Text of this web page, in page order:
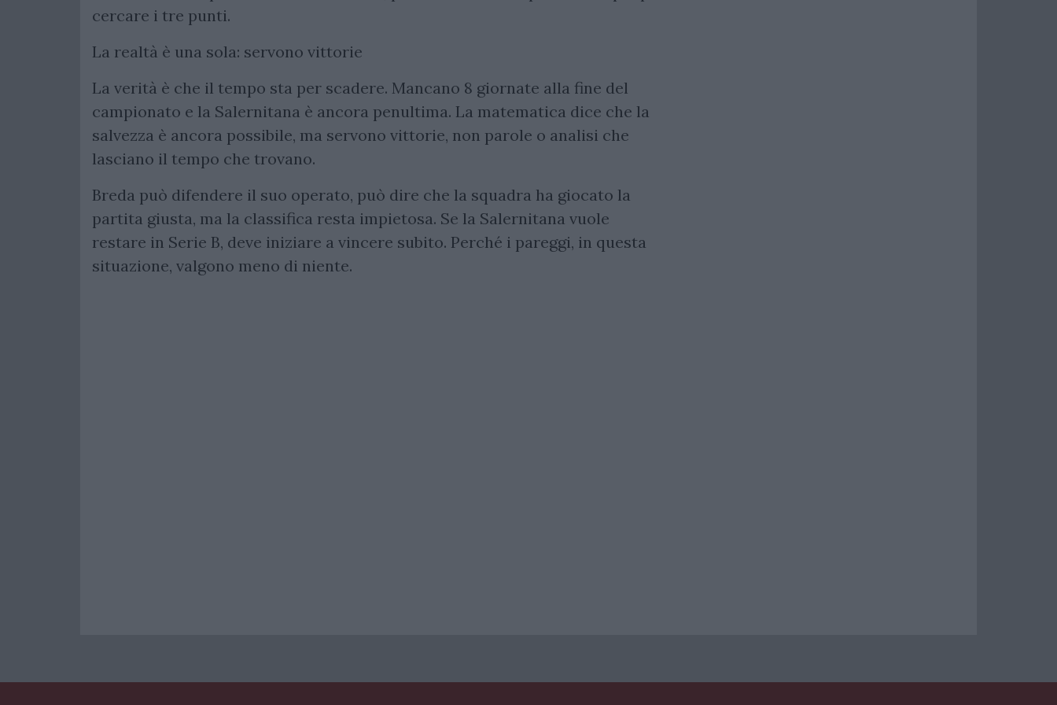
cercare i tre punti.
La realtà è una sola: servono vittorie
La verità è che il tempo sta per scadere. Mancano 8 giornate alla fine del
campionato e la Salernitana è ancora penultima. La matematica dice che la
salvezza è ancora possibile, ma servono vittorie, non parole o analisi che
lasciano il tempo che trovano.
Breda può difendere il suo operato, può dire che la squadra ha giocato la
partita giusta, ma la classifica resta impietosa. Se la Salernitana vuole
restare in Serie B, deve iniziare a vincere subito. Perché i pareggi, in questa
situazione, valgono meno di niente.